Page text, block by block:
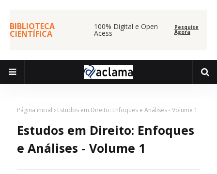
BIBLIOTECA
CIENTÍFICA
100% Digital e Open
Acess
Pesquise
Agora
Página inicial Estudos em Direito: Enfoques e Análises - Volume 1
Estudos em Direito: Enfoques
e Análises - Volume 1